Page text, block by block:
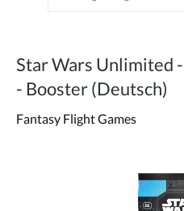
Star Wars Unlimited
- Booster (Deutsch)
Fantasy Flight Games